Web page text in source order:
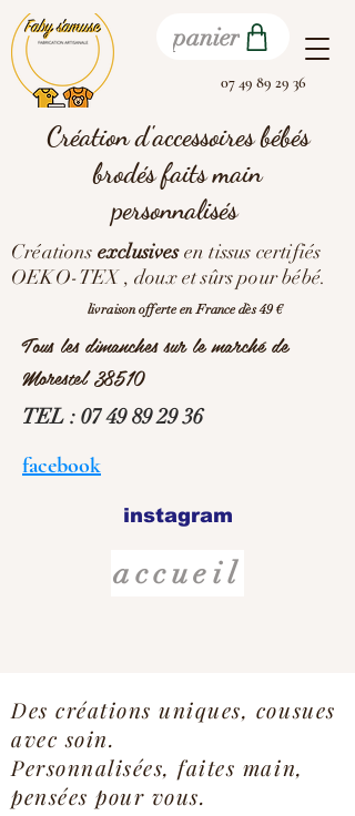
panier
livraison offerte en France dès 49 €
07 49 89 29 36
Tous les dimanches sur le marché de
Morestel 38510
facebook
TEL : 07 49 89 29 36
Création d'accessoires bébés
brodés faits main
personnalisés
instagram
Créations exclusivesen tissus certifiés
OEKO-TEX , doux et sûrs pour bébé.
accueil
Des créations uniques, cousues
avec soin.
Personnalisées, faites main,
pensées pour vous.